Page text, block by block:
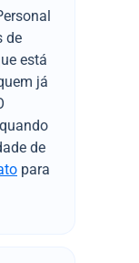
de
está
já
de
para